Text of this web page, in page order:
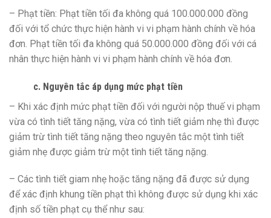
– Phạt tiền: Phạt tiền tối đa không quá 100.000.000 đồng
đối với tổ chức thực hiện hành vi vi phạm hành chính về hóa
đơn. Phạt tiền tối đa không quá 50.000.000 đồng đối với cá
nhân thực hiện hành vi vi phạm hành chính về hóa đơn.
c. Nguyên tắc áp dụng mức phạt tiền
– Khi xác định mức phạt tiền đối với người nộp thuế vi phạm
vừa có tình tiết tăng nặng, vừa có tình tiết giảm nhẹ thì được
giảm trừ tình tiết tăng nặng theo nguyên tắc một tình tiết
giảm nhẹ được giảm trừ một tình tiết tăng nặng.
– Các tình tiết giam nhẹ hoặc tăng nặng đã được sử dụng
để xác định khung tiền phạt thì không được sử dụng khi xác
định số tiền phạt cụ thể như sau: